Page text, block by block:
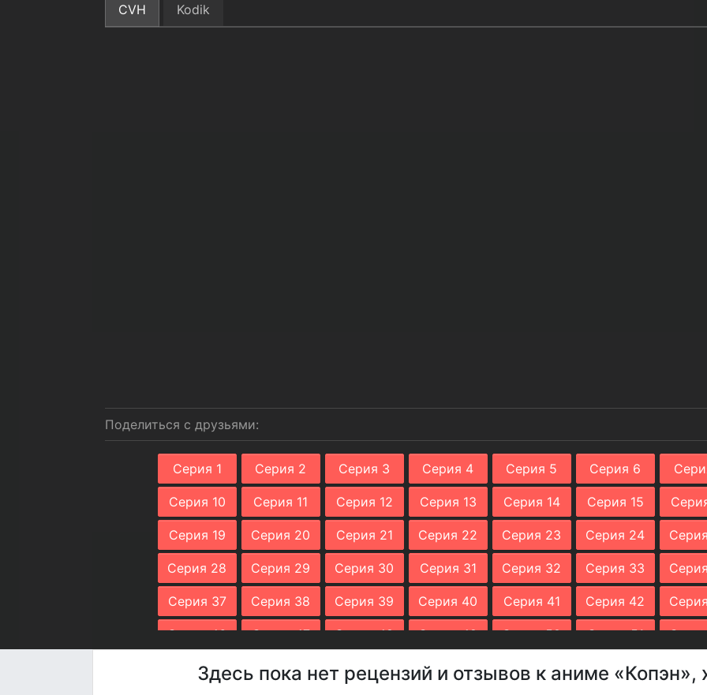
CVH Kodik
Поделиться с друзьями:
Серия 1 Серия 2 Серия 3 Серия 4 Серия 5 Серия 6
Серия 10 Серия 11 Серия 12 Серия 13 Серия 14 Серия 15
Серия 19 Серия 20 Серия 21 Серия 22 Серия 23 Серия 24
Серия 28 Серия 29 Серия 30 Серия 31 Серия 32 Серия 33
Серия 37 Серия 38 Серия 39 Серия 40 Серия 41 Серия 42
Серия 46 Серия 47 Серия 48 Серия 49 Серия 50 Серия 51
Серия 55 Серия 56 Серия 57 Серия 58 Серия 59 Серия 60
Здесь пока нет рецензий и отзывов к аниме «Копэн»,